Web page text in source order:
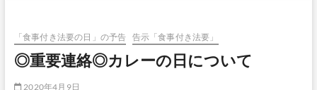
「食事付き法要の日」の予告 告示「食事付き法要」
◎重要連絡◎カレーの日について
2020年4月9日